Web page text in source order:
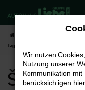
Zum
Hauptinhalt
springen
Tageszulassung für Dortmund
Škoda
Wir nutzen
Nutzung unserer
Kommunikation
berücksichtigen